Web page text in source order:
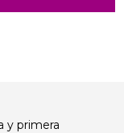
y primera